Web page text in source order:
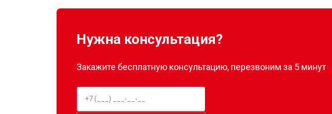
Нужна консультация?
Закажите бесплатную консультацию, перезвоним за 5 минут